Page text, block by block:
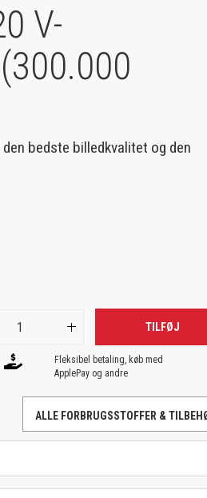
V-
bedste billedkvalitet og den
TILFØJ
Fleksibel betaling, køb med
ApplePay og andre
ALLE FORBRUGSSTOFFER &